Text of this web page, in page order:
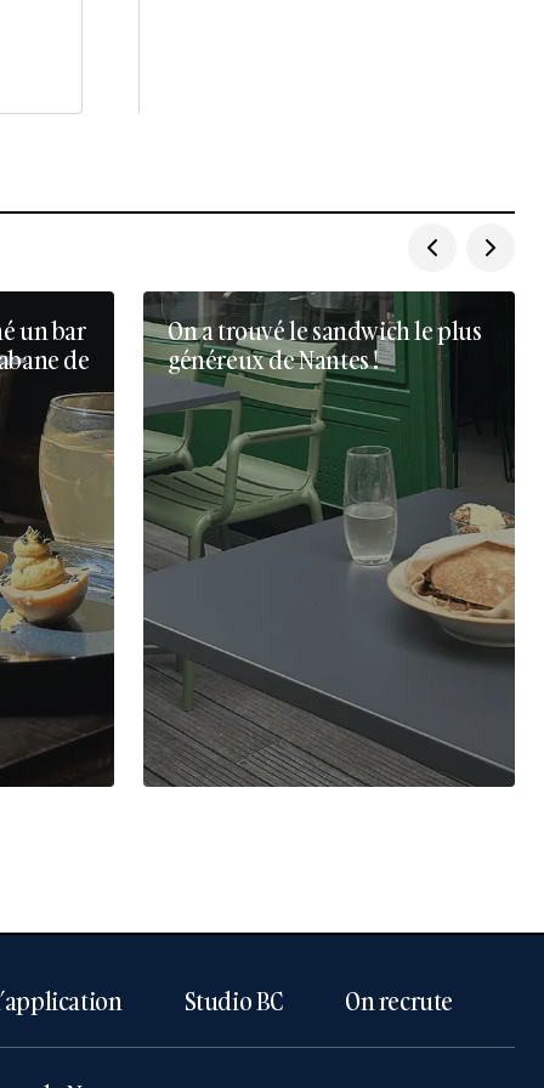
un bar
de
On a trouvé le sandwich le plus
généreux de Nantes !
Studio BC On recrute